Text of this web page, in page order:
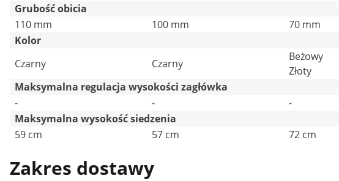
Grubość obicia
110 mm
100 mm 70 mm
Kolor
Czarny
Czarny
Beżowy
Złoty
Maksymalna regulacja wysokości zagłówka
-
- -
Maksymalna wysokość siedzenia
59 cm
57 cm 72 cm
Zakres dostawy